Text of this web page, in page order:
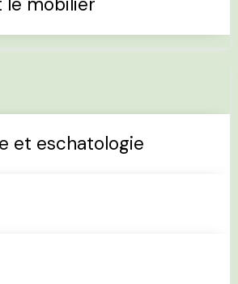
et eschatologie